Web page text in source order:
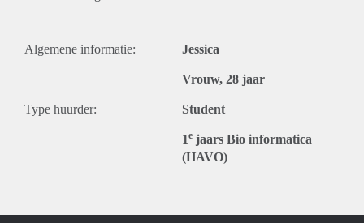
Algemene informatie: Jessica
Vrouw, 28 jaar
Type huurder: Student
1e jaars Bio informatica
(HAVO)